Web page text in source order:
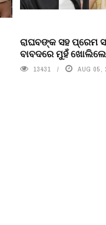
ରାଘବଙ୍କ ସହ ପ୍ରେମ
ବାବଦରେ ମୁହଁ ଖୋଲିଲେ
13431 AUG 05,